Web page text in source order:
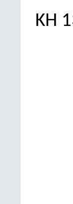
KH